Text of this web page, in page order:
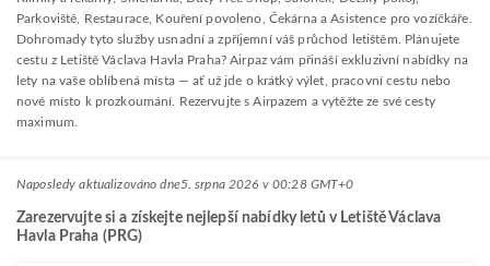
Parkoviště, Restaurace, Kouření povoleno, Čekárna a Asistence pro vozíčkáře.
Dohromady tyto služby usnadní a zpříjemní váš průchod letištěm. Plánujete
cestu z Letiště Václava Havla Praha? Airpaz vám přináší exkluzivní nabídky na
lety na vaše oblíbená místa — ať už jde o krátký výlet, pracovní cestu nebo
nové místo k prozkoumání. Rezervujte s Airpazem a vytěžte ze své cesty
maximum.
Naposledy aktualizováno dne5. srpna 2026 v 00:28 GMT+0
Zarezervujte si a získejte nejlepší nabídky letů v Letiště Václava
Havla Praha (PRG)